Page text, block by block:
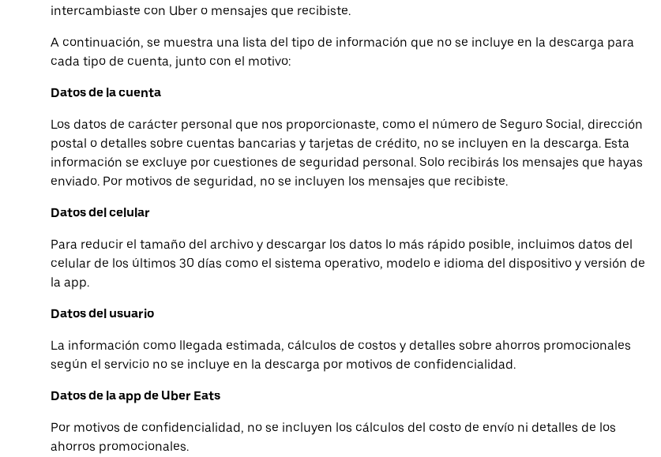
intercambiaste con Uber o mensajes que recibiste.
A continuación, se muestra una lista del tipo de información que no se incluye en la descarga para
cada tipo de cuenta, junto con el motivo:
Datos de la cuenta
Los datos de carácter personal que nos proporcionaste, como el número de Seguro Social, dirección
postal o detalles sobre cuentas bancarias y tarjetas de crédito, no se incluyen en la descarga. Esta
información se excluye por cuestiones de seguridad personal. Solo recibirás los mensajes que hayas
enviado. Por motivos de seguridad, no se incluyen los mensajes que recibiste.
Datos del celular
Para reducir el tamaño del archivo y descargar los datos lo más rápido posible, incluimos datos del
celular de los últimos 30 días como el sistema operativo, modelo e idioma del dispositivo y versión de
la app.
Datos del usuario
La información como llegada estimada, cálculos de costos y detalles sobre ahorros promocionales
según el servicio no se incluye en la descarga por motivos de confidencialidad.
Datos de la app de Uber Eats
Por motivos de confidencialidad, no se incluyen los cálculos del costo de envío ni detalles de los
ahorros promocionales.